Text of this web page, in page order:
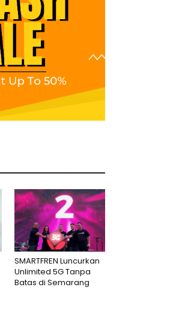
SMARTFREN Luncurkan
Unlimited 5G Tanpa
Batas di Semarang